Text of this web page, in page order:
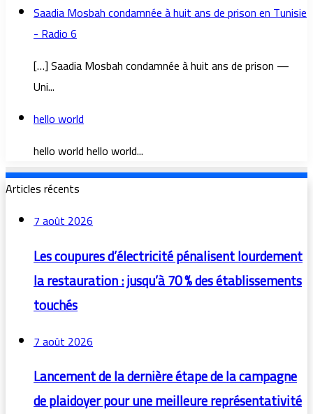
Saadia Mosbah condamnée à huit ans de prison en Tunisie
- Radio 6
[…] Saadia Mosbah condamnée à huit ans de prison —
Uni...
hello world
hello world hello world...
Articles récents
7 août 2026
Les coupures d’électricité pénalisent lourdement
la restauration : jusqu’à 70 % des établissements
touchés
7 août 2026
Lancement de la dernière étape de la campagne
de plaidoyer pour une meilleure représentativité